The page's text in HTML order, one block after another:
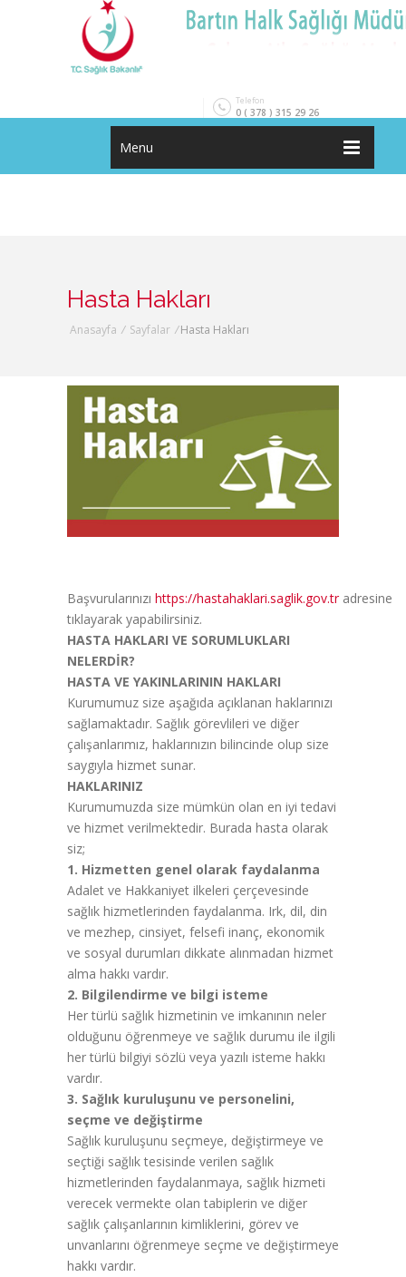
Telefon
0 ( 378 ) 315 29 26
Menu
Hasta Hakları
Anasayfa / Sayfalar /Hasta Hakları
Başvurularınızı https://hastahaklari.saglik.gov.tradresine
tıklayarak yapabilirsiniz.
HASTA HAKLARI VE SORUMLUKLARI
NELERDİR?
HASTA VE YAKINLARININ HAKLARI
Kurumumuz size aşağıda açıklanan haklarınızı
sağlamaktadır. Sağlık görevlileri ve diğer
çalışanlarımız, haklarınızın bilincinde olup size
saygıyla hizmet sunar.
HAKLARINIZ
Kurumumuzda size mümkün olan en iyi tedavi
ve hizmet verilmektedir. Burada hasta olarak
siz;
1. Hizmetten genel olarak faydalanma
Adalet ve Hakkaniyet ilkeleri çerçevesinde
sağlık hizmetlerinden faydalanma. Irk, dil, din
ve mezhep, cinsiyet, felsefi inanç, ekonomik
ve sosyal durumları dikkate alınmadan hizmet
alma hakkı vardır.
2. Bilgilendirme ve bilgi isteme
Her türlü sağlık hizmetinin ve imkanının neler
olduğunu öğrenmeye ve sağlık durumu ile ilgili
her türlü bilgiyi sözlü veya yazılı isteme hakkı
vardır.
3. Sağlık kuruluşunu ve personelini,
seçme ve değiştirme
Sağlık kuruluşunu seçmeye, değiştirmeye ve
seçtiği sağlık tesisinde verilen sağlık
hizmetlerinden faydalanmaya, sağlık hizmeti
verecek vermekte olan tabiplerin ve diğer
sağlık çalışanlarının kimliklerini, görev ve
unvanlarını öğrenmeye seçme ve değiştirmeye
hakkı vardır.